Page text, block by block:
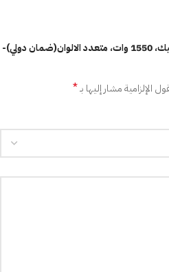
كن أول من يقيم “مكواة بخار باناسونيك، 1550 وات، متعدد الالوان(ضمان دولي)-
الإلزامية مشار إليها بـ*